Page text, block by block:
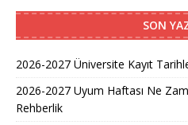
SON
2026-2027 Üniversite Kayıt
2026-2027 Uyum Haftası Ne
Rehberlik